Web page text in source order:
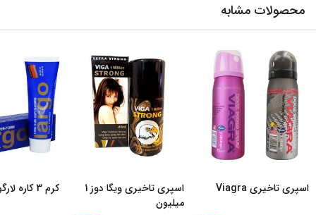
محصولات مشابه
اسپری تاخیری Viagra
اسپری تاخیری ویگا دوز 1
میلیون
کرم 3 کاره لارگو